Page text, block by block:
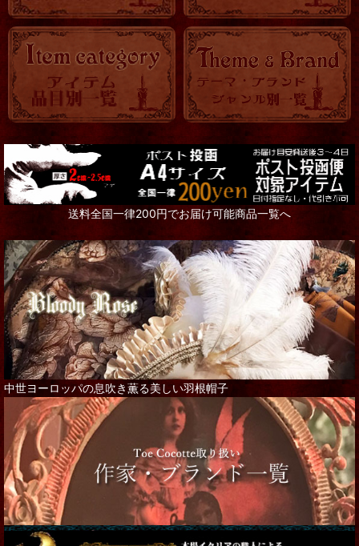
送料全国一律200円でお届け可能商品一覧へ
中世ヨーロッパの息吹き薫る美しい羽根帽子